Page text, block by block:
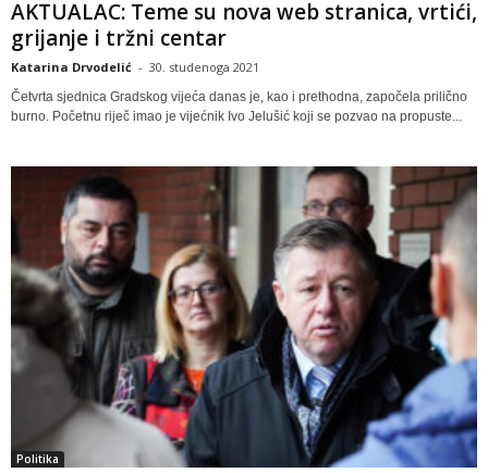
AKTUALAC: Teme su nova web stranica, vrtići,
grijanje i tržni centar
Katarina Drvodelić - 30. studenoga 2021
Četvrta sjednica Gradskog vijeća danas je, kao i prethodna, započela prilično
burno. Početnu riječ imao je vijećnik Ivo Jelušić koji se pozvao na propuste...
Politika